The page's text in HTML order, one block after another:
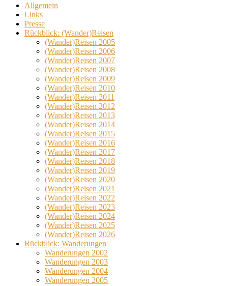
Allgemein
Links
Presse
Rückblick: (Wander)Reisen
(Wander)Reisen 2005
(Wander)Reisen 2006
(Wander)Reisen 2007
(Wander)Reisen 2008
(Wander)Reisen 2009
(Wander)Reisen 2010
(Wander)Reisen 2011
(Wander)Reisen 2012
(Wander)Reisen 2013
(Wander)Reisen 2014
(Wander)Reisen 2015
(Wander)Reisen 2016
(Wander)Reisen 2017
(Wander)Reisen 2018
(Wander)Reisen 2019
(Wander)Reisen 2020
(Wander)Reisen 2021
(Wander)Reisen 2022
(Wander)Reisen 2023
(Wander)Reisen 2024
(Wander)Reisen 2025
(Wander)Reisen 2026
Rückblick: Wanderungen
Wanderungen 2002
Wanderungen 2003
Wanderungen 2004
Wanderungen 2005